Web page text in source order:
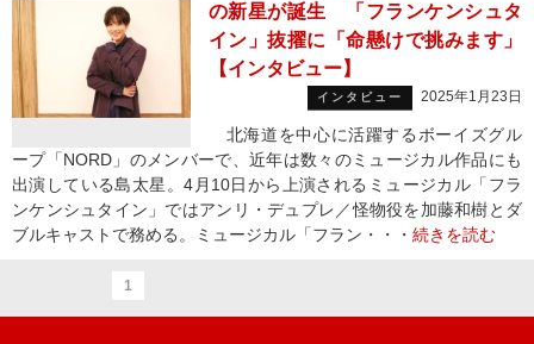
の新星が誕生 「フランケンシュタ
イン」抜擢に「命懸けで挑みます」
【インタビュー】
インタビュー 2025年1月23日
北海道を中心に活躍するボーイズグル
ープ「NORD」のメンバーで、近年は数々のミュージカル作品にも
出演している島太星。4月10日から上演されるミュージカル「フラ
ンケンシュタイン」ではアンリ・デュプレ／怪物役を加藤和樹とダ
ブルキャストで務める。ミュージカル「フラン・・・ 続きを読む
1